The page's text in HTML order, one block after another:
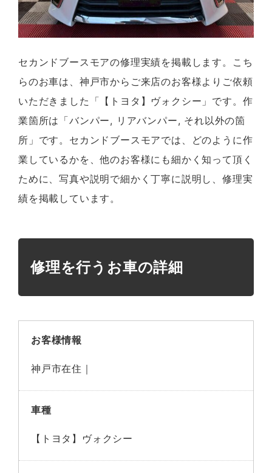
セカンドブースモアの修理実績を掲載します。こち
らのお車は、神戸市からご来店のお客様よりご依頼
いただきました「【トヨタ】ヴォクシー」です。作
業箇所は「バンパー, リアバンパー, それ以外の箇
所」です。セカンドブースモアでは、どのように作
業しているかを、他のお客様にも細かく知って頂く
ために、写真や説明で細かく丁寧に説明し、修理実
績を掲載しています。
修理を行うお車の詳細
お客様情報
神戸市在住｜
車種
【トヨタ】ヴォクシー